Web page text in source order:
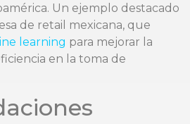
Un ejemplo destacado
de retail mexicana, que
learning para mejorar la
en la toma de